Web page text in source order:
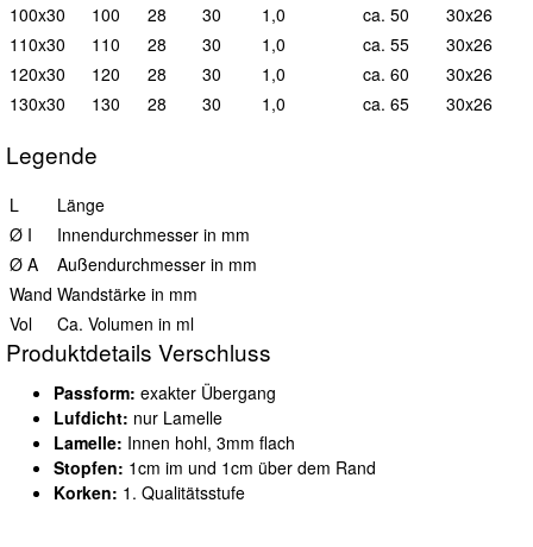
100x30
100 28 30 1,0 ca. 50
30x26
110x30
110 28 30 1,0 ca. 55
30x26
120x30
120 28 30 1,0 ca. 60
30x26
130x30
130 28 30 1,0 ca. 65 30x26
Legende
L
Länge
Ø I
Innendurchmesser in mm
Ø A
Außendurchmesser in mm
Wand Wandstärke in mm
Vol
Ca. Volumen in ml
Produktdetails Verschluss
Passform: exakter Übergang
Lufdicht: nur Lamelle
Lamelle: Innen hohl, 3mm flach
Stopfen: 1cm im und 1cm über dem Rand
Korken: 1. Qualitätsstufe